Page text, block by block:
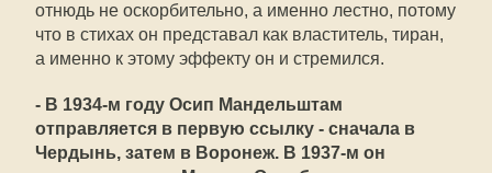
отнюдь не оскорбительно, а именно лестно, потому
что в стихах он представал как властитель, тиран,
а именно к этому эффекту он и стремился.
- В 1934-м году Осип Мандельштам
отправляется в первую ссылку - сначала в
Чердынь, затем в Воронеж. В 1937-м он